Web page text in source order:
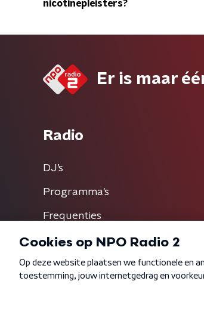
nicotinepleisters?
Er is maar
Radio
DJ’s
Programma's
Frequenties
Algemene voorwaarden Privacybeleid